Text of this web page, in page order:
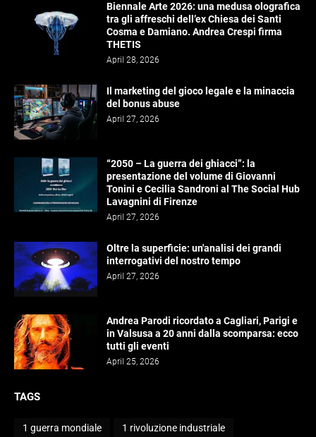
Biennale Arte 2026: una medusa olografica
tra gli affreschi dell’ex Chiesa dei Santi
Cosma e Damiano. Andrea Crespi firma
THETIS
April 28, 2026
Il marketing del gioco legale e la minaccia
del bonus abuse
April 27, 2026
“2050 – La guerra dei ghiacci”: la
presentazione del volume di Giovanni
Tonini e Cecilia Sandroni al The Social Hub
Lavagnini di Firenze
April 27, 2026
Oltre la superficie: un'analisi dei grandi
interrogativi del nostro tempo
April 27, 2026
Andrea Parodi ricordato a Cagliari, Parigi e
in Valsusa a 20 anni dalla scomparsa: ecco
tutti gli eventi
April 25, 2026
TAGS
1 guerra mondiale 1 rivoluzione industriale